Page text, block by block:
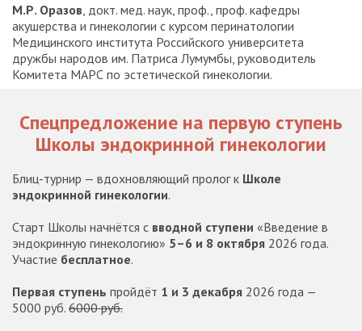
М.Р. Оразов , докт. мед. наук, проф., проф. кафедры
акушерства и гинекологии с курсом перинатологии
Медицинского института Российского университета
дружбы народов им. Патриса Лумумбы, руководитель
Комитета МАРС по эстетической гинекологии.
Спецпредложение на первую ступень
Школы эндокринной гинекологии
Блиц-турнир — вдохновляющий пролог к Школе
эндокринной гинекологии.
Старт Школы начнётся с вводной ступени «Введение в
эндокринную гинекологию» 5–6 и 8 октября 2026 года.
Участие бесплатное.
Первая ступень пройдёт 1 и 3 декабря 2026 года —
5000 руб. 6000 руб.